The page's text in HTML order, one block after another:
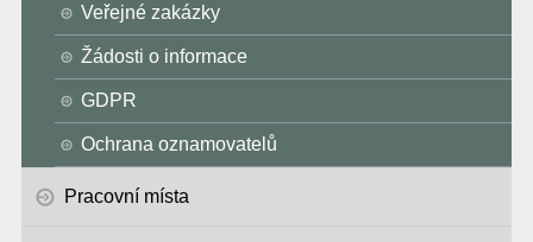
Veřejné zakázky
Žádosti o informace
GDPR
Ochrana oznamovatelů
Pracovní místa